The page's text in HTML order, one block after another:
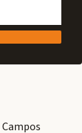
Campos